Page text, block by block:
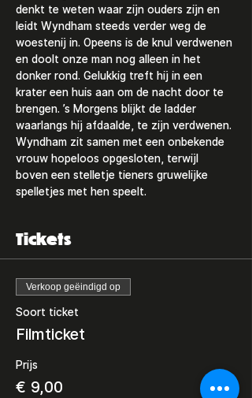
denkt te weten waar zijn ouders zijn en
leidt Wyndham steeds verder weg de
woestenij in. Opeens is de knul verdwenen
en doolt onze man nog alleen in het
donker rond. Gelukkig treft hij in een
krater een huis aan om de nacht door te
brengen. ’s Morgens blijkt de ladder
waarlangs hij afdaalde, te zijn verdwenen.
Wyndham zit samen met een onbekende
vrouw hopeloos opgesloten, terwijl
boven een stelletje tieners gruwelijke
spelletjes met hen speelt.
Tickets
Verkoop geëindigd op
Soort ticket
Filmticket
Prijs
€ 9,00